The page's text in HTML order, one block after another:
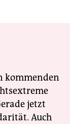
kommenden
jetzt
Auch